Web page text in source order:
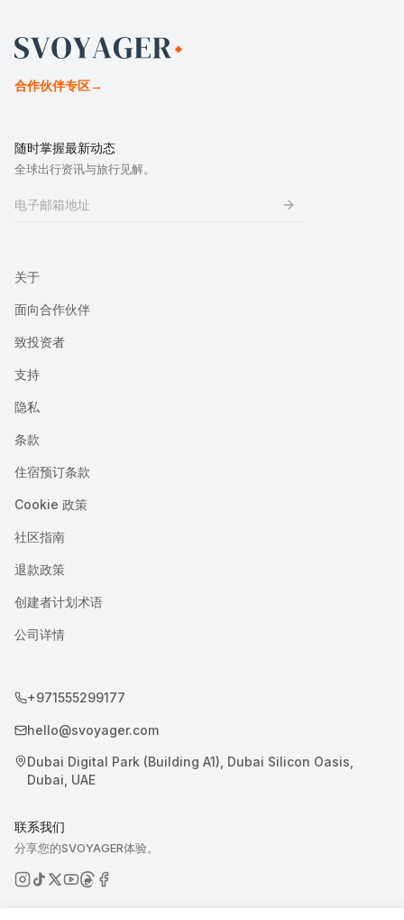
合作伙伴专区→
随时掌握最新动态
全球出行资讯与旅行见解。
关于
面向合作伙伴
致投资者
支持
隐私
条款
住宿预订条款
Cookie 政策
社区指南
退款政策
创建者计划术语
公司详情
+971555299177
hello@svoyager.com
Dubai Digital Park (Building A1), Dubai Silicon Oasis,
Dubai, UAE
联系我们
分享您的SVOYAGER体验。